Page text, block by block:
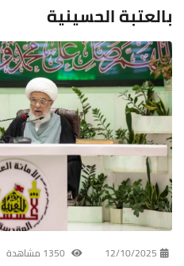
بالعتبة الحسينية
12/10/2025